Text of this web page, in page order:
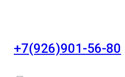
+7(926)901-56-80